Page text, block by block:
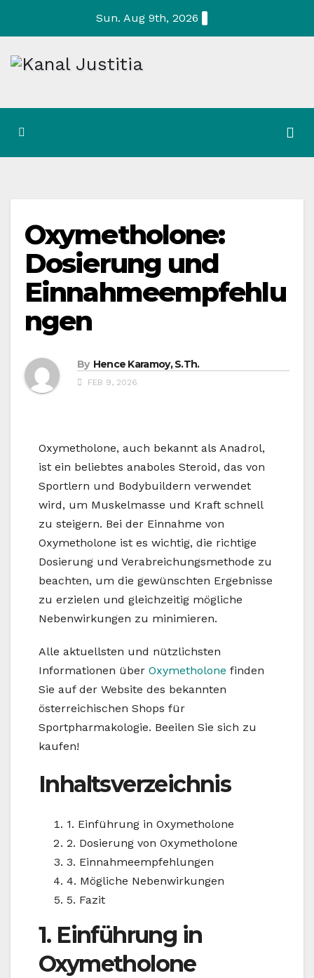
Sun. Aug 9th, 2026
Oxymetholone:
Dosierung und
Einnahmeempfehlu
ngen
By Hence Karamoy, S.Th.
FEB 9, 2026
Oxymetholone, auch bekannt als Anadrol,
ist ein beliebtes anaboles Steroid, das von
Sportlern und Bodybuildern verwendet
wird, um Muskelmasse und Kraft schnell
zu steigern. Bei der Einnahme von
Oxymetholone ist es wichtig, die richtige
Dosierung und Verabreichungsmethode zu
beachten, um die gewünschten Ergebnisse
zu erzielen und gleichzeitig mögliche
Nebenwirkungen zu minimieren.
Alle aktuellsten und nützlichsten
Informationen über Oxymetholone finden
Sie auf der Website des bekannten
österreichischen Shops für
Sportpharmakologie. Beeilen Sie sich zu
kaufen!
Inhaltsverzeichnis
1. Einführung in Oxymetholone
2. Dosierung von Oxymetholone
3. Einnahmeempfehlungen
4. Mögliche Nebenwirkungen
5. Fazit
1. Einführung in
Oxymetholone